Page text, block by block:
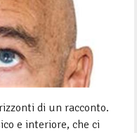
di un racconto.
e interiore, che ci